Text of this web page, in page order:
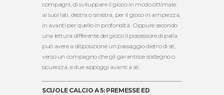
compagni, di sviluppare il gioco in modo ottimale:
ai suoi lati, destra o sinistra, per il gioco in ampiezza,
in avanti per quello in profondità. Oppure secondo
una lettura differente del gioco il possessore di palla
può avere a disposizione un passaggio dietro di sé,
verso un compagno che gli garantisce sostegno o
sicurezza, e due appoggi avanti a sé.
SCUOLE CALCIO A 5: PREMESSE ED